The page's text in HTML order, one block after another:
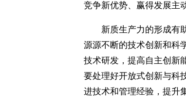
竞争新优势、赢得发展主
新质生产力的形成有
源源不断的技术创新和科
技术研发，提高自主创新
要处理好开放式创新与科
进技术和管理经验，提升